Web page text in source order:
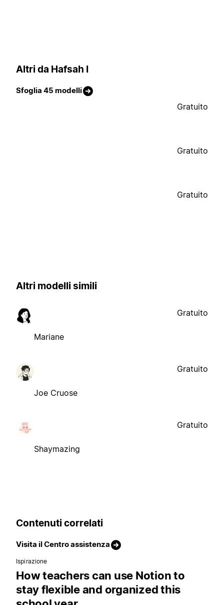
Altri da Hafsah I
Sfoglia 45 modelli
Gratuito
Gratuito
Gratuito
Altri modelli simili
Mariane
Gratuito
Joe Cruose
Gratuito
Shaymazing
Gratuito
Contenuti correlati
Visita il Centro assistenza
Ispirazione
How teachers can use Notion to
stay flexible and organized this